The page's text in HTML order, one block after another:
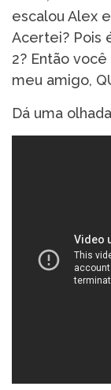
escalou Alex
Acertei? Pois
2? Então
meu amigo,
Dá uma